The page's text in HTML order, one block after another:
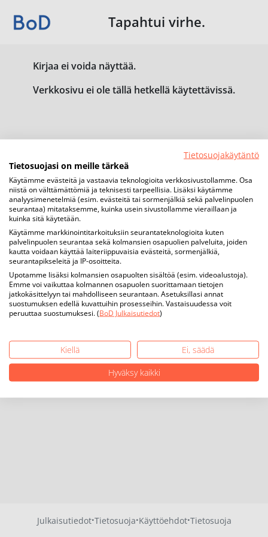
Tapahtui virhe.
Kirjaa ei voida näyttää.
Verkkosivu ei ole tällä hetkellä käytettävissä.
Julkaisutiedot·Tietosuoja·Käyttöehdot·Tietosuoja
Tietosuojakäytäntö
Tietosuojasi on meille tärkeä
Käytämme evästeitä ja vastaavia teknologioita verkkosivustollamme. Osa
niistä on välttämättömiä ja teknisesti tarpeellisia. Lisäksi käytämme
analyysimenetelmiä (esim. evästeitä tai sormenjälkiä sekä palvelinpuolen
seurantaa) mitataksemme, kuinka usein sivustollamme vieraillaan ja
kuinka sitä käytetään.
Käytämme markkinointitarkoituksiin seurantateknologioita kuten
palvelinpuolen seurantaa sekä kolmansien osapuolien palveluita, joiden
kautta voidaan käyttää laiteriippuvaisia evästeitä, sormenjälkiä,
seurantapikseleitä ja IP-osoitteita.
Upotamme lisäksi kolmansien osapuolten sisältöä (esim. videoalustoja).
Emme voi vaikuttaa kolmannen osapuolen suorittamaan tietojen
jatkokäsittelyyn tai mahdolliseen seurantaan. Asetuksillasi annat
suostumuksen edellä kuvattuihin prosesseihin. Vastaisuudessa voit
peruuttaa suostumuksesi. (BoD Julkaisutiedot)
Kiellä
Ei, säädä
Hyväksy kaikki